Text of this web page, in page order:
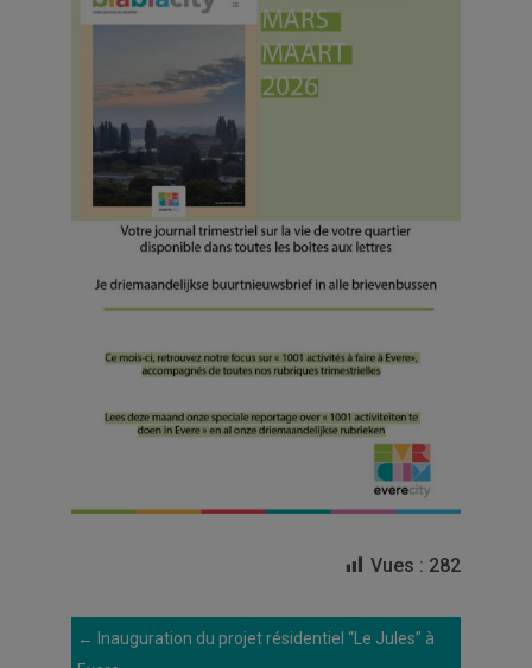
Vues : 282
← Inauguration du projet résidentiel “Le Jules” à